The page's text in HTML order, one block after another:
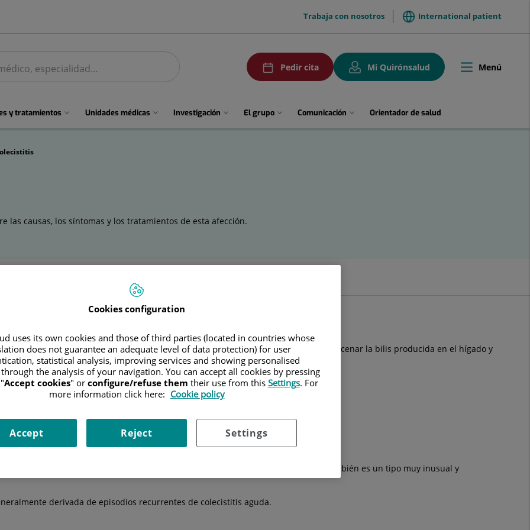
menuTop
Trabaja con nosotros International patient
menuPedirCita
Pedir cita
Mi Quirónsalud
Toggle
Menú
y tratamientos Unidades médicas Investigación El grupo Comunicación Orientador de salud
las causas, los síntomas y los tratamientos de esta afección.
vesícula biliar, un pequeño órgano ubicado bajo el hígado que se encarga de almacenar la bilis producida en el hígado y
a la formación de cálculos o piedras biliares.
poco frecuente pero muy grave de la enfermedad y que tiene diferente origen.
de la presencia de gas en la pared o en la cavidad de la vesícula biliar. También es un tipo muy inusual y
derivada de episodios recurrentes de colecistitis aguda.
Cookies configuration
uses its own cookies and those of third parties (located in countries whose
does not guarantee an adequate level of data protection) for user
statistical analysis, improving services and showing personalised
the analysis of your navigation. You can accept all cookies by pressing
Accept cookies" or configure/refuse them their use from this Settings. For
more information click here: Cookie policy
Settings
Reject
Accept